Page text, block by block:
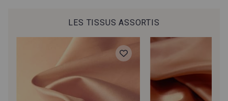
LES TISSUS ASSORTIS